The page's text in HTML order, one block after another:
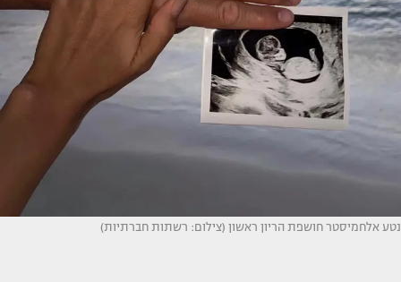
נטע אלחמיסטר חושפת הריון ראשון (צילום: רשתות חברתיות)